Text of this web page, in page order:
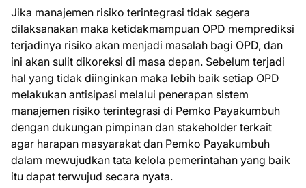
Jika manajemen risiko terintegrasi tidak segera
dilaksanakan maka ketidakmampuan OPD memprediksi
terjadinya risiko akan menjadi masalah bagi OPD, dan
ini akan sulit dikoreksi di masa depan. Sebelum terjadi
hal yang tidak diinginkan maka lebih baik setiap OPD
melakukan antisipasi melalui penerapan sistem
manajemen risiko terintegrasi di Pemko Payakumbuh
dengan dukungan pimpinan dan stakeholder terkait
agar harapan masyarakat dan Pemko Payakumbuh
dalam mewujudkan tata kelola pemerintahan yang baik
itu dapat terwujud secara nyata.